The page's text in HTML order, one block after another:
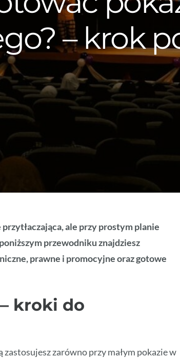
– krok
ale przy prostym planie
przewodniku znajdziesz
prawne i promocyjne oraz gotowe
kroki do
zarówno przy małym pokazie w